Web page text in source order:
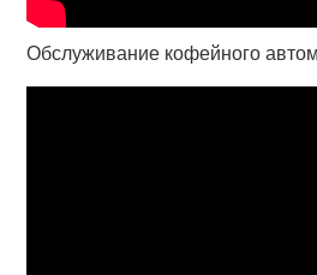
Обслуживание кофейного